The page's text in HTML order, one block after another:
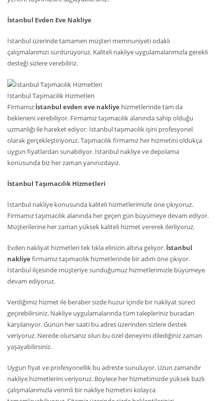
İstanbul Evden Eve Nakliye
İstanbul üzerinde tamamen müşteri memnuniyeti odaklı
çalışmalarımızı sürdürüyoruz. Kaliteli nakliye uygulamalarımızla gerekli
desteği sizlere verebiliriz.
İstanbul Taşımacılık Hizmetleri
Firmamız İstanbul evden eve nakliye hizmetlerinde tam da
bekleneni verebiliyor. Firmamız taşımacılık alanında sahip olduğu
uzmanlığı ile hareket ediyor. İstanbul taşımacılık işini profesyonel
olarak gerçekleştiriyoruz. Taşımacılık firmamız her hizmetini oldukça
uygun fiyatlardan sunabiliyor. İstanbul nakliye ve depolama
konusunda biz her zaman yanınızdayız.
İstanbul Taşımacılık Hizmetleri
İstanbul nakliye konusunda kaliteli hizmetlerimizle öne çıkıyoruz.
Firmamız taşımacılık alanında her geçen gün büyümeye devam ediyor.
Müşterilerine her zaman yüksek kaliteli hizmet vererek ilerliyoruz.
Evden nakliyat hizmetleri tek tıkla elinizin altına geliyor. İstanbul
nakliye firmamız taşımacılık hizmetlerinde bir adım öne çıkıyor.
İstanbul ilçesinde müşteriye sunduğumuz hizmetlerimizle büyümeye
devam ediyoruz.
Verdiğimiz hizmet ile beraber sizde huzur içinde bir nakliyat süreci
geçirebilirsiniz. Nakliye uygulamalarında tüm talepleriniz buradan
karşılanıyor. Günün her saati bu adres üzerinden sizlere destek
veriyoruz. Nerede olursanız olun bu özel deneyimi dilediğiniz zaman
yaşayabilirsiniz.
Uygun fiyat ve profesyonellik bu adreste sunuluyor. Uzun zamandır
nakliye hizmetlerini veriyoruz. Böylece her hizmetimizde yüksek bazlı
çalışmalarımızla verimli bir nakliye hizmetini kolayca